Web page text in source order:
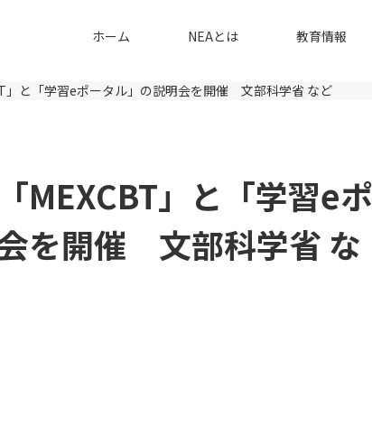
ホーム NEAとは 教育情報
」と「学習eポータル」の説明会を開催 文部科学省 など
MEXCBT」と「学習eポ
を開催 文部科学省 な